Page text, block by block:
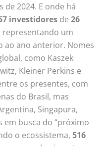
de 2024. E onde há
investidores de 26
representando um
ao ano anterior. Nomes
como Kaszek
Kleiner Perkins e
os presentes, com
do Brasil, mas
Singapura,
em busca do “próximo
o ecossistema, 516